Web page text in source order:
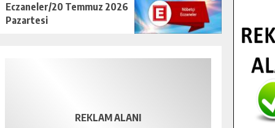
Eczaneler/20 Temmuz 2026
Pazartesi
REKLAM ALANI